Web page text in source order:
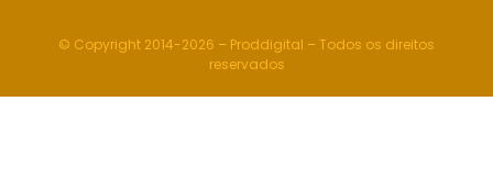
© Copyright 2014-2026 – Proddigital – Todos os direitos
reservados